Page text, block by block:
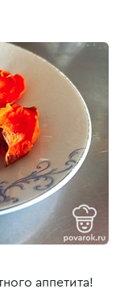
аппетита!